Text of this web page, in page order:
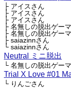
├ アイスさん
├ アイスさん
├ アイスさん
├ 名無しの脱出ゲー
├ 名無しの脱出ゲー
├ saiazinnさん
└ saiazinnさん
Neutral ミニ脱出
└ 名無しの脱出ゲー
Trial X Love #01
└ りんごさん